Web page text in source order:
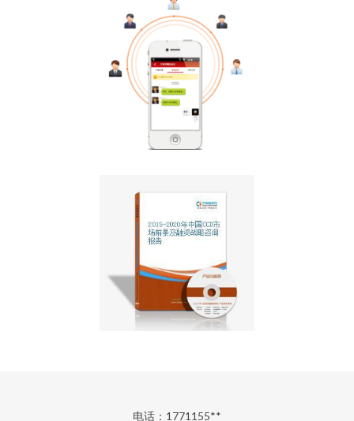
电话：1771155**